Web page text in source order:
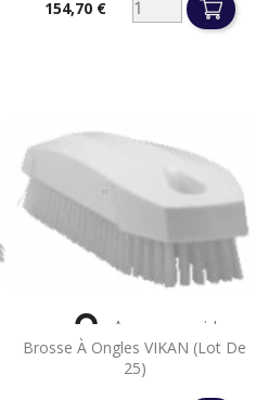
154,70 €
Brosse À Ongles VIKAN (lot De
25)
 Aperçu rapide